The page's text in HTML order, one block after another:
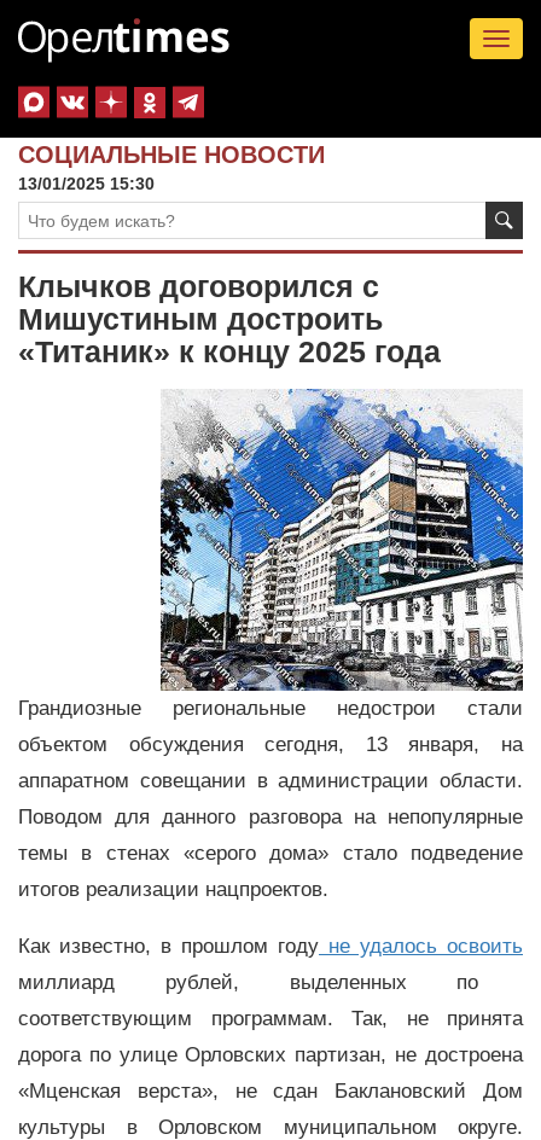
СОЦИАЛЬНЫЕ НОВОСТИ
13/01/2025 15:30
Клычков договорился с
Мишустиным достроить
«Титаник» к концу 2025 года
Грандиозные региональные недострои стали
объектом обсуждения сегодня, 13 января, на
аппаратном совещании в администрации области.
Поводом для данного разговора на непопулярные
темы в стенах «серого дома» стало подведение
итогов реализации нацпроектов.
Как известно, в прошлом году не удалось освоить
миллиард рублей, выделенных по
соответствующим программам. Так, не принята
дорога по улице Орловских партизан, не достроена
«Мценская верста», не сдан Баклановский Дом
культуры в Орловском муниципальном округе.